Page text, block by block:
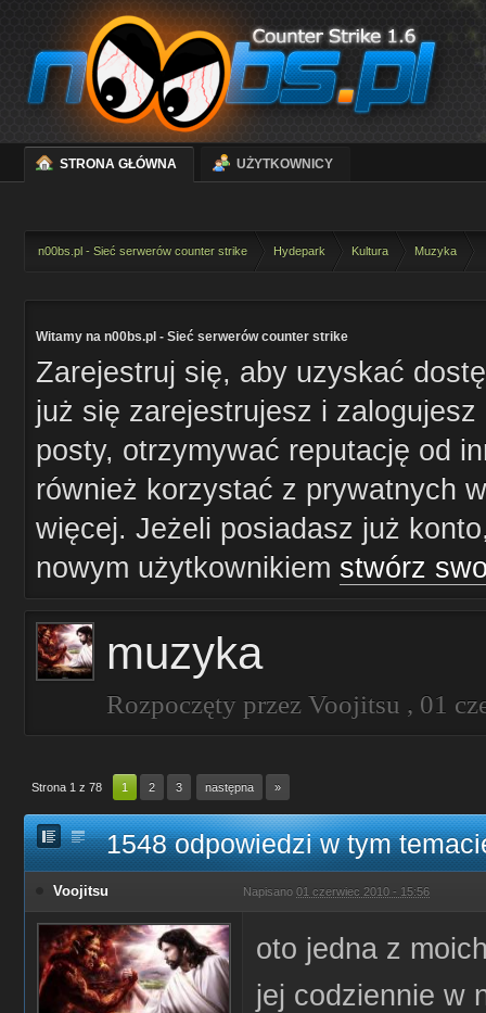
STRONA GŁÓWNA UŻYTKOWNICY
n00bs.pl - Sieć serwerów counter strike Hydepark Kultura Muzyka
Witamy na n00bs.pl - Sieć serwerów counter strike
Zarejestruj się, aby uzyskać
już się zarejestrujesz i
posty, otrzymywać reputację od
również korzystać z prywatnych
więcej. Jeżeli posiadasz już
nowym użytkownikiem stwórz
muzyka
Rozpoczęty przez Voojitsu , 01
Strona 1 z 78 1 2 3 następna »
1548 odpowiedzi w tym
Voojitsu Napisano 01 czerwiec 2010 - 15:56
oto jedna z
jej codziennie w